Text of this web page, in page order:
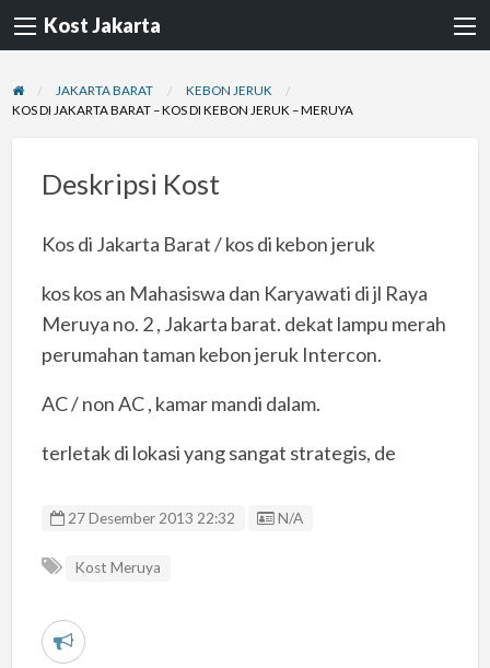
Kost Jakarta
JAKARTA BARAT
KEBON JERUK
KOS DI JAKARTA BARAT – KOS DI KEBON JERUK – MERUYA
Deskripsi Kost
Kos di Jakarta Barat / kos di kebon jeruk
kos kos an Mahasiswa dan Karyawati di jl Raya
Meruya no. 2 , Jakarta barat. dekat lampu merah
perumahan taman kebon jeruk Intercon.
AC / non AC , kamar mandi dalam.
terletak di lokasi yang sangat strategis, de
27 Desember 2013 22:32 Listing ID
N/A
Kost Meruya
L